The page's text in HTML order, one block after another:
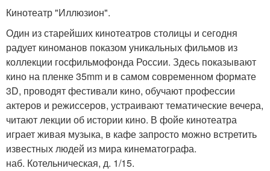
Кинотеатр "Иллюзион".
Один из старейших кинотеатров столицы и сегодня
радует киноманов показом уникальных фильмов из
коллекции госфильмофонда России. Здесь показывают
кино на пленке 35mm и в самом современном формате
3D, проводят фестивали кино, обучают профессии
актеров и режиссеров, устраивают тематические вечера,
читают лекции об истории кино. В фойе кинотеатра
играет живая музыка, в кафе запросто можно встретить
известных людей из мира кинематографа.
наб. Котельническая, д. 1/15.